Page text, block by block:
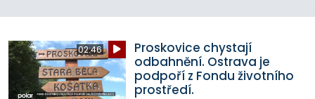
02:46
Proskovice chystají
odbahnění. Ostrava je
podpoří z Fondu životního
prostředí.